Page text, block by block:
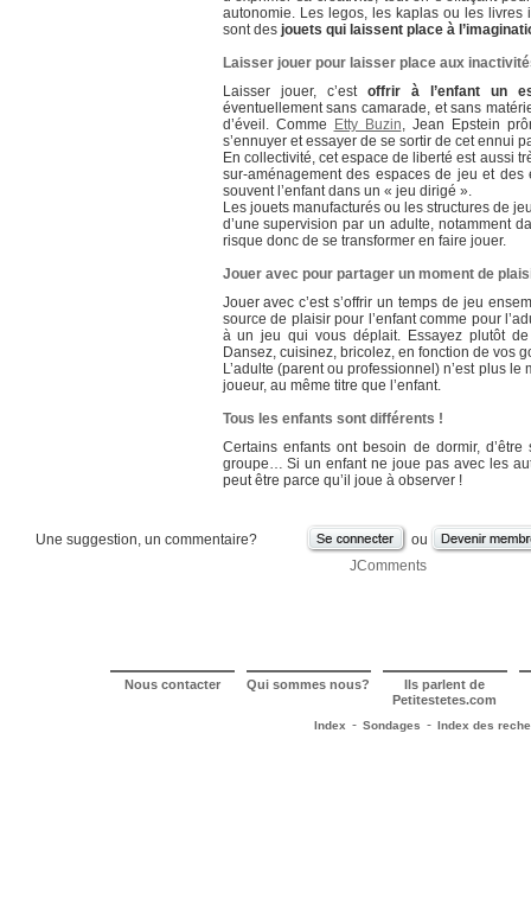
autonomie. Les legos, les kaplas ou les livres
sont des jouets qui laissent place à
Laisser jouer pour laisser place aux
Laisser jouer, c’est offrir à l’enfant un
éventuellement sans camarade, et sans
d’éveil. Comme
Etty Buzin, Jean Epstein
s’ennuyer et essayer de se sortir de cet ennui
En collectivité, cet espace de liberté est aussi
sur-aménagement des espaces de jeu et des
souvent l’enfant dans un « jeu dirigé ».
Les jouets manufacturés ou les structures de
d’une supervision par un adulte, notamment
risque donc de se transformer en faire jouer.
Jouer avec pour partager un moment de
Jouer avec c’est s’offrir un temps de jeu
source de plaisir pour l’enfant comme pour
à un jeu qui vous déplait. Essayez plutôt
Dansez, cuisinez, bricolez, en fonction de vos
L’adulte (parent ou professionnel) n’est plus
joueur, au même titre que l’enfant.
Tous les enfants sont différents !
Certains enfants ont besoin de dormir, d’être
groupe… Si un enfant ne joue pas avec les
peut être parce qu’il joue à observer !
Une suggestion, un commentaire?
ou
JComments
Nous contacter Qui sommes nous? Ils parlent de
Petitestetes.com
Index - Sondages - Index des